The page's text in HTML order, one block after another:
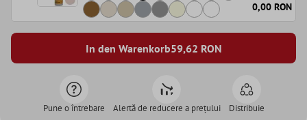
0,00 RON
In den Warenkorb59,62 RON
Pune o întrebare Alertă de reducere a prețului Distribuie